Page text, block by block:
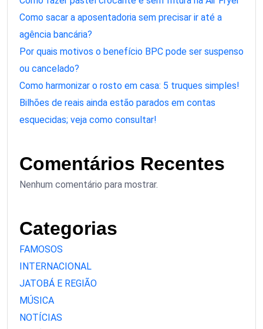
Como sacar a aposentadoria sem precisar ir até a
agência bancária?
Por quais motivos o benefício BPC pode ser suspenso
ou cancelado?
Como harmonizar o rosto em casa: 5 truques simples!
Bilhões de reais ainda estão parados em contas
esquecidas; veja como consultar!
Comentários Recentes
Nenhum comentário para mostrar.
Categorias
FAMOSOS
INTERNACIONAL
JATOBÁ E REGIÃO
MÚSICA
NOTÍCIAS